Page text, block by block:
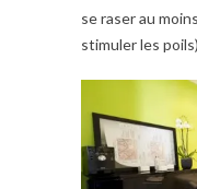
se raser au
stimuler les